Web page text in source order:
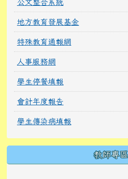
公文整合系統
地方教育發展基金
特殊教育通報網
人事服務網
學生停餐填報
會計年度報告
學生傳染病填報
教師專區